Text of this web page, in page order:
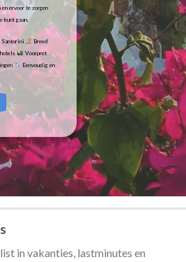
en ervoor te zorgen
kunt gaan.
Breed
Voorpret
Eenvoudig en
in vakanties, lastminutes en